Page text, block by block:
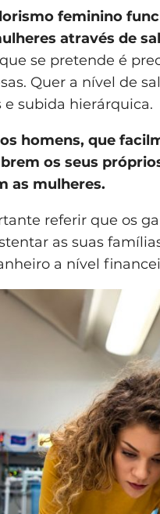
feminino
através de
se pretende é
Quer a nível de
e subida hierárquica.
homens, que
os seus
as mulheres.
referir que os
as suas
a nível